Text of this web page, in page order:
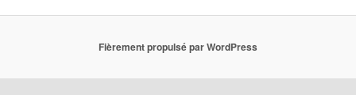
Fièrement propulsé par WordPress